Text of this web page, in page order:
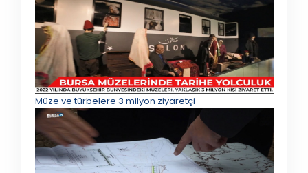
Müze ve türbelere 3 milyon ziyaretçi